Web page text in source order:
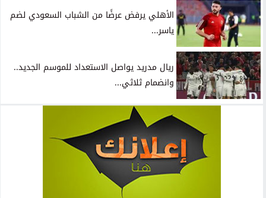
الأهلي يرفض عرضًا من الشباب السعودي لضم
ياسر...
ريال مدريد يواصل الاستعداد للموسم الجديد..
وانضمام ثلاثي...